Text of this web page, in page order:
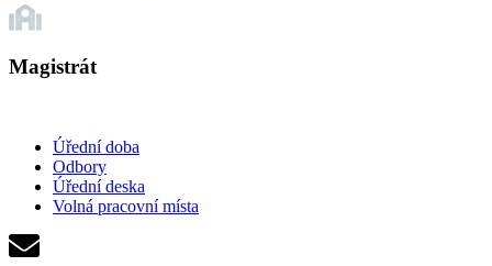
Magistrát
Úřední doba
Odbory
Úřední deska
Volná pracovní místa